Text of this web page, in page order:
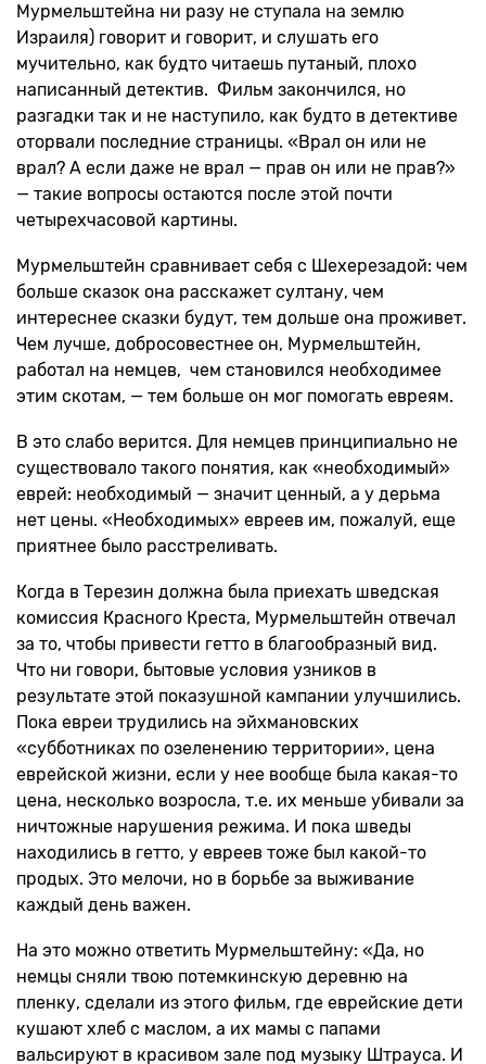
Мурмельштейна ни разу не ступала на землю
Израиля) говорит и говорит, и слушать его
мучительно, как будто читаешь путаный, плохо
написанный детектив. Фильм закончился, но
разгадки так и не наступило, как будто в детективе
оторвали последние страницы. «Врал он или не
врал? А если даже не врал — прав он или не прав?»
— такие вопросы остаются после этой почти
четырехчасовой картины.
Мурмельштейн сравнивает себя с Шехерезадой: чем
больше сказок она расскажет султану, чем
интереснее сказки будут, тем дольше она проживет.
Чем лучше, добросовестнее он, Мурмельштейн,
работал на немцев, чем становился необходимее
этим скотам, — тем больше он мог помогать евреям.
В это слабо верится. Для немцев принципиально не
существовало такого понятия, как «необходимый»
еврей: необходимый — значит ценный, а у дерьма
нет цены. «Необходимых» евреев им, пожалуй, еще
приятнее было расстреливать.
Когда в Терезин должна была приехать шведская
комиссия Красного Креста, Мурмельштейн отвечал
за то, чтобы привести гетто в благообразный вид.
Что ни говори, бытовые условия узников в
результате этой показушной кампании улучшились.
Пока евреи трудились на эйхмановских
«субботниках по озеленению территории», цена
еврейской жизни, если у нее вообще была какая-то
цена, несколько возросла, т.е. их меньше убивали за
ничтожные нарушения режима. И пока шведы
находились в гетто, у евреев тоже был какой-то
продых. Это мелочи, но в борьбе за выживание
каждый день важен.
На это можно ответить Мурмельштейну: «Да, но
немцы сняли твою потемкинскую деревню на
пленку, сделали из этого фильм, где еврейские дети
кушают хлеб с маслом, а их мамы с папами
вальсируют в красивом зале под музыку Штрауса. И